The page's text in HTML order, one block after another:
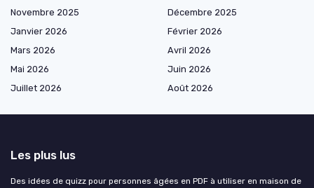
Novembre 2025
Décembre 2025
Janvier 2026
Février 2026
Mars 2026
Avril 2026
Mai 2026
Juin 2026
Juillet 2026
Août 2026
Les plus lus
Des idées de quizz pour personnes âgées en PDF à utiliser en maison de